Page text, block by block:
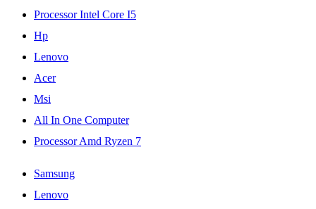
Processor Intel Core I5
Hp
Lenovo
Acer
Msi
All In One Computer
Processor Amd Ryzen 7
Samsung
Lenovo